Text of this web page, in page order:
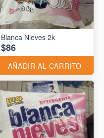
Blanca Nieves 2k
$86
AÑADIR AL CARRITO